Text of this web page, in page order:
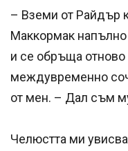
– Вземи от Райдър
Маккормак
и се обръща
междувременно
от мен. – Дал съм
Челюстта ми